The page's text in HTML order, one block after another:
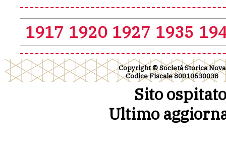
1917 1920 1927 1935
Copyright © Società Storica
Codice Fiscale
Sito
Ultimo